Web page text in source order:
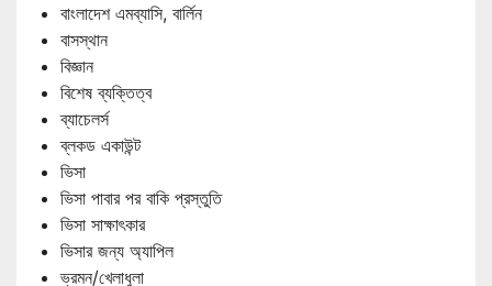
বাংলাদেশ এমব্যাসি, বার্লিন
বাসস্থান
বিজ্ঞান
বিশেষ ব্যক্তিত্ব
ব্যাচেলর্স
ব্লকড একাউন্ট
ভিসা
ভিসা পাবার পর বাকি প্রস্তুতি
ভিসা সাক্ষাৎকার
ভিসার জন্য অ্যাপিল
ভ্রমন/খেলাধুলা